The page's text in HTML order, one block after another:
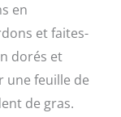
en
et faites-
dorés et
une feuille de
de gras.